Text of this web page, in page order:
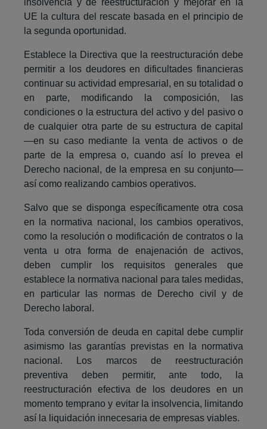
insolvencia y de reestructuración y mejorar en la
UE la cultura del rescate basada en el principio de
la segunda oportunidad.
Establece la Directiva que la reestructuración debe
permitir a los deudores en dificultades financieras
continuar su actividad empresarial, en su totalidad o
en parte, modificando la composición, las
condiciones o la estructura del activo y del pasivo o
de cualquier otra parte de su estructura de capital
―en su caso mediante la venta de activos o de
parte de la empresa o, cuando así lo prevea el
Derecho nacional, de la empresa en su conjunto―
así como realizando cambios operativos.
Salvo que se disponga específicamente otra cosa
en la normativa nacional, los cambios operativos,
como la resolución o modificación de contratos o la
venta u otra forma de enajenación de activos,
deben cumplir los requisitos generales que
establece la normativa nacional para tales medidas,
en particular las normas de Derecho civil y de
Derecho laboral.
Toda conversión de deuda en capital debe cumplir
asimismo las garantías previstas en la normativa
nacional. Los marcos de reestructuración
preventiva deben permitir, ante todo, la
reestructuración efectiva de los deudores en un
momento temprano y evitar la insolvencia, limitando
así la liquidación innecesaria de empresas viables.